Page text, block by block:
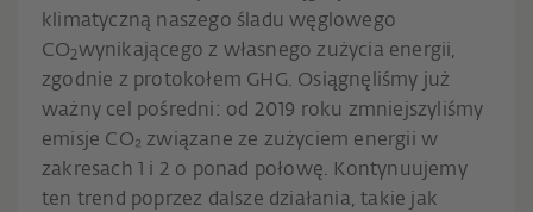
klimatyczną naszego śladu węglowego
CO2wynikającego z własnego zużycia energii,
zgodnie z protokołem GHG. Osiągnęliśmy już
ważny cel pośredni: od 2019 roku zmniejszyliśmy
emisje CO₂ związane ze zużyciem energii w
zakresach 1 i 2 o ponad połowę. Kontynuujemy
ten trend poprzez dalsze działania, takie jak